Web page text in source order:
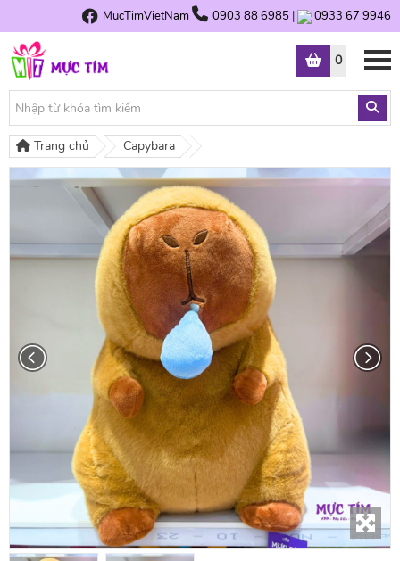
MucTimVietNam 0903 88 6985 | 0933 67 9946
0
Trang chủ Capybara